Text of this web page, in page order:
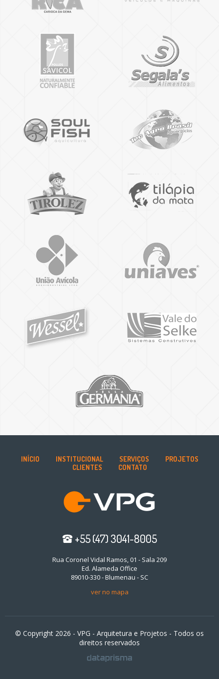
INÍCIO INSTITUCIONAL SERVIÇOS
PROJETOS
CLIENTES
CONTATO
+55 (47) 3041-8005
Rua Coronel Vidal Ramos, 01 - Sala 209
Ed. Alameda Office
89010-330 - Blumenau - SC
ver no mapa
© Copyright 2026 - VPG - Arquitetura e Projetos - Todos os
direitos reservados